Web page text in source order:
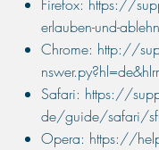
Firefox: https://
erlauben-und-
Chrome: http://
Safari: https://
de/guide/safari/
Opera: https://